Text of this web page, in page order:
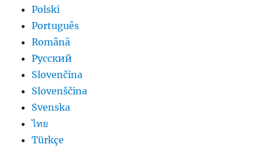
Polski
Português
Română
Русский
Slovenčina
Slovenščina
Svenska
ไทย
Türkçe